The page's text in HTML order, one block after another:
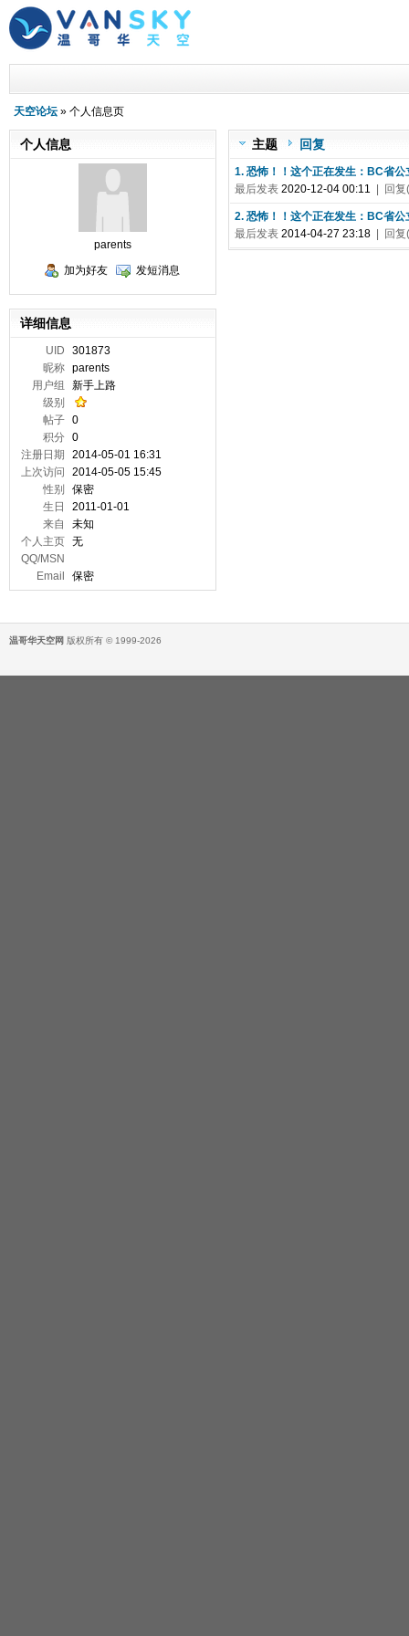
天空论坛 » 个人信息页
主题 回复
1. 恐怖！！这个正在发生：BC省
最后发表2020-12-04 00:11 | 回
2. 恐怖！！这个正在发生：BC省
最后发表2014-04-27 23:18 | 回
个人信息
parents
加为好友
发短消息
详细信息
UID
301873
昵称 parents
用户组
新手上路
级别
帖子 0
积分 0
注册日期
2014-05-01 16:31
上次访问
2014-05-05 15:45
性别
保密
生日
2011-01-01
来自
未知
个人主页 无
QQ/MSN
Email
保密
温哥华天空网 版权所有 © 1999-2026